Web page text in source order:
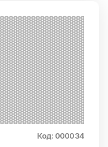
Код: 000034